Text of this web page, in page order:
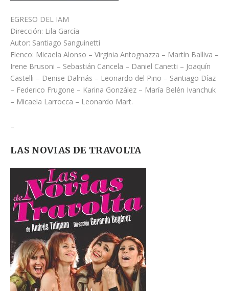
EGRESO DEL IAM
Dirección: Lila García
Autor: Santiago Sanguinetti
Elenco: Micaela Alonso – Virginia Antognazza – Martín Balliva –
Irene Brusoni – Sebastián Cancela – Daniel Canetti – Joaquín
Castelli – Denise Dalmás – Leonardo del Pino – Santiago Díaz
– Federico Frugone – Karina González – María Belén Ivanchuk
– Micaela Larrocca – Leonardo Mart.
–
LAS NOVIAS DE TRAVOLTA